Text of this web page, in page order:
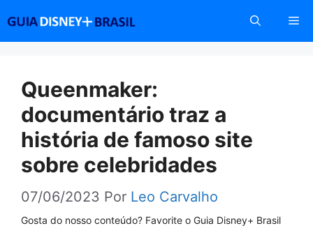
conteúdo
Queenmaker:
documentário traz a
história de famoso site
sobre celebridades
07/06/2023 Por Leo Carvalho
Gosta do nosso conteúdo? Favorite o Guia Disney+ Brasil